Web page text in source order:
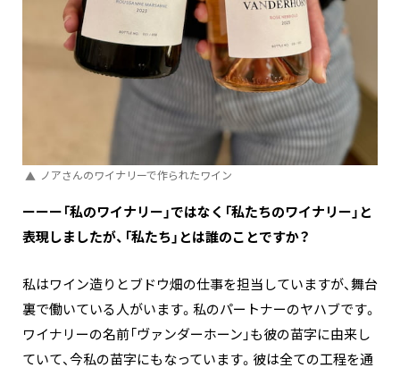
ノアさんのワイナリーで作られたワイン
ーーー「私のワイナリー」ではなく「私たちのワイナリー」と
表現しましたが、「私たち」とは誰のことですか？
私はワイン造りとブドウ畑の仕事を担当していますが、舞台
裏で働いている人がいます。私のパートナーのヤハブです。
ワイナリーの名前「ヴァンダーホーン」も彼の苗字に由来し
ていて、今私の苗字にもなっています。彼は全ての工程を通